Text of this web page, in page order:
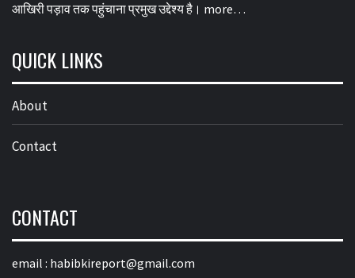
आखिरी पड़ाव तक पहुंचाना प्रमुख उद्देश्य है। more…
QUICK LINKS
About
Contact
CONTACT
email : habibkireport@gmail.com